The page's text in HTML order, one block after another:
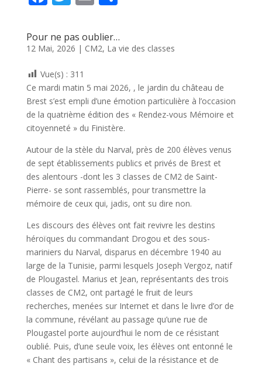
e
b
o
o
k
itt
er
ai
l
ta
g
Pour ne pas oublier…
12 Mai, 2026 | CM2, La vie des classes
Vue(s) : 311
Ce mardi matin 5 mai 2026, , le jardin du château de
Brest s’est empli d’une émotion particulière à l’occasion
de la quatrième édition des « Rendez-vous Mémoire et
citoyenneté » du Finistère.
Autour de la stèle du Narval, près de 200 élèves venus
de sept établissements publics et privés de Brest et
des alentours -dont les 3 classes de CM2 de Saint-
Pierre- se sont rassemblés, pour transmettre la
mémoire de ceux qui, jadis, ont su dire non.
Les discours des élèves ont fait revivre les destins
héroïques du commandant Drogou et des sous-
mariniers du Narval, disparus en décembre 1940 au
large de la Tunisie, parmi lesquels Joseph Vergoz, natif
de Plougastel. Marius et Jean, représentants des trois
classes de CM2, ont partagé le fruit de leurs
recherches, menées sur Internet et dans le livre d’or de
la commune, révélant au passage qu’une rue de
Plougastel porte aujourd’hui le nom de ce résistant
oublié. Puis, d’une seule voix, les élèves ont entonné le
« Chant des partisans », celui de la résistance et de